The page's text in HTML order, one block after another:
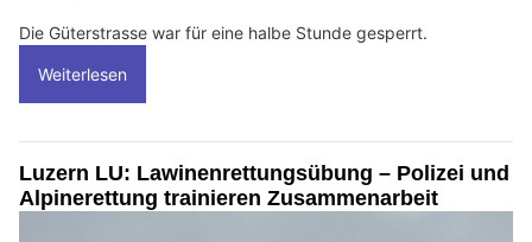
Die Güterstrasse war für eine halbe Stunde gesperrt.
Weiterlesen
Luzern LU: Lawinenrettungsübung – Polizei und
Alpinerettung trainieren Zusammenarbeit